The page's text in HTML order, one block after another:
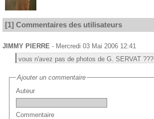
[1] Commentaires des utilisateurs
JIMMY PIERRE - Mercredi 03 Mai 2006 12:41
vous n'avez pas de photos de G. SERVAT ???
Ajouter un commentaire
Auteur
Commentaire